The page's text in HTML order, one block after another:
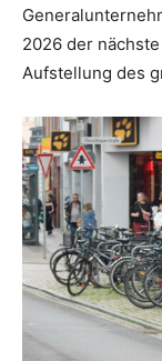
2026 der
Aufstellung des